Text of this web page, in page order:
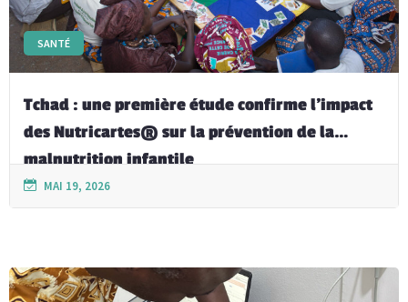
SANTÉ
Tchad : une première étude confirme l’impact
des Nutricartes® sur la prévention de la
malnutrition infantile
MAI 19, 2026